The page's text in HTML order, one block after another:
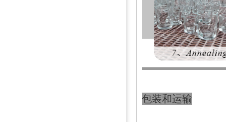
包装和运输